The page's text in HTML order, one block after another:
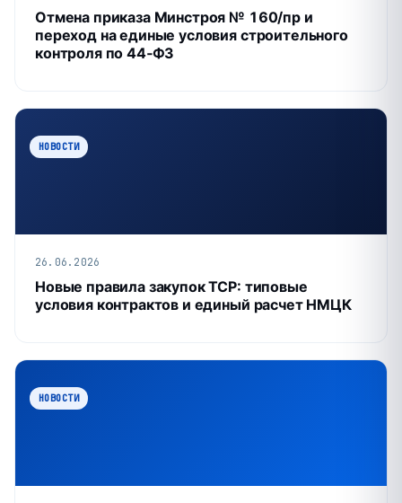
Отмена приказа Минстроя № 160/пр и
переход на единые условия строительного
контроля по 44‑ФЗ
НОВОСТИ
26.06.2026
Новые правила закупок ТСР: типовые
условия контрактов и единый расчет НМЦК
НОВОСТИ